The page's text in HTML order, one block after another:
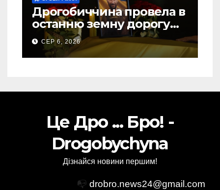
Дрогобиччина провела в
останню земну дорогу
свого Захисника – Олега
Торського
СЕР 6, 2026
Це Дро ... Бро! -
Drogobychyna
Дізнайся новини першим!
📭 drobro.news24@gmail.com